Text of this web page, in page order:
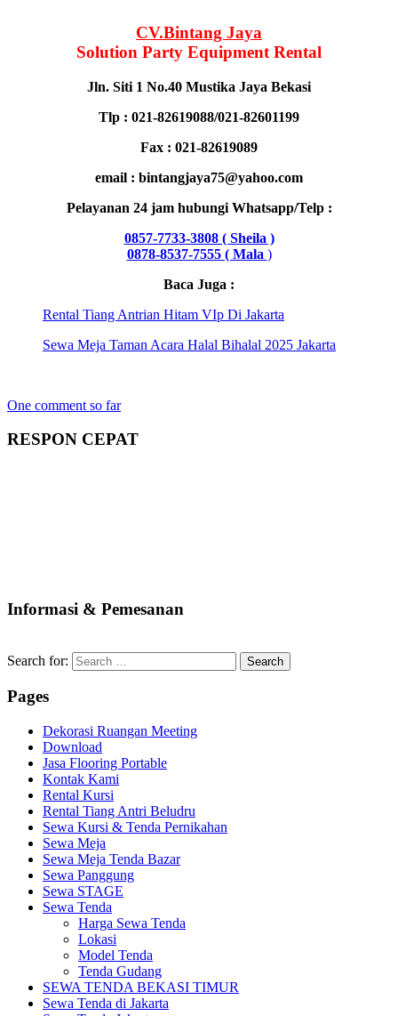
CV.Bintang Jaya
Solution Party Equipment Rental
Jln. Siti 1 No.40 Mustika Jaya Bekasi
Tlp : 021-82619088/021-82601199
Fax : 021-82619089
email : bintangjaya75@yahoo.com
Pelayanan 24 jam hubungi Whatsapp/Telp :
0857-7733-3808 ( Sheila )
0878-8537-7555 ( Mala )
Baca Juga :
Rental Tiang Antrian Hitam VIp Di Jakarta
Sewa Meja Taman Acara Halal Bihalal 2025 Jakarta
One comment so far
RESPON CEPAT
Informasi & Pemesanan
Search for:
Pages
Dekorasi Ruangan Meeting
Download
Jasa Flooring Portable
Kontak Kami
Rental Kursi
Rental Tiang Antri Beludru
Sewa Kursi & Tenda Pernikahan
Sewa Meja
Sewa Meja Tenda Bazar
Sewa Panggung
Sewa STAGE
Sewa Tenda
Harga Sewa Tenda
Lokasi
Model Tenda
Tenda Gudang
SEWA TENDA BEKASI TIMUR
Sewa Tenda di Jakarta